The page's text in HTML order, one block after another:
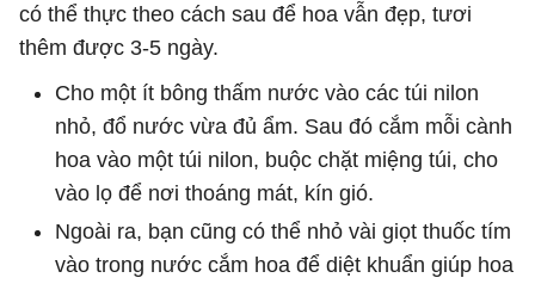
có thể thực theo cách sau để hoa vẫn đẹp, tươi
thêm được 3-5 ngày.
Cho một ít bông thấm nước vào các túi nilon
nhỏ, đổ nước vừa đủ ẩm. Sau đó cắm mỗi cành
hoa vào một túi nilon, buộc chặt miệng túi, cho
vào lọ để nơi thoáng mát, kín gió.
Ngoài ra, bạn cũng có thể nhỏ vài giọt thuốc tím
vào trong nước cắm hoa để diệt khuẩn giúp hoa